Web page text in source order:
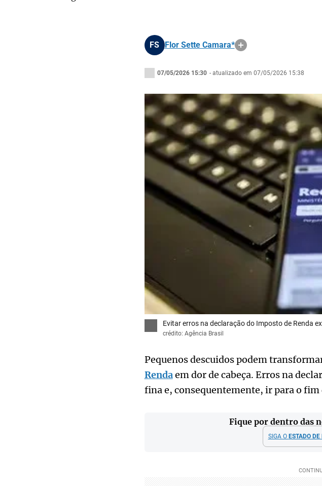
FS Flor Sette Camara*
07/05/2026 15:30 - atualizado em 07/05/2026 15:38
Evitar erros na declaração do Imposto de Renda
crédito: Agência Brasil
Pequenos descuidos podem
Rendaem dor de cabeça. Erros na
fina e, consequentemente, ir para o fim
Fique por dentro das
SIGA O ESTADO